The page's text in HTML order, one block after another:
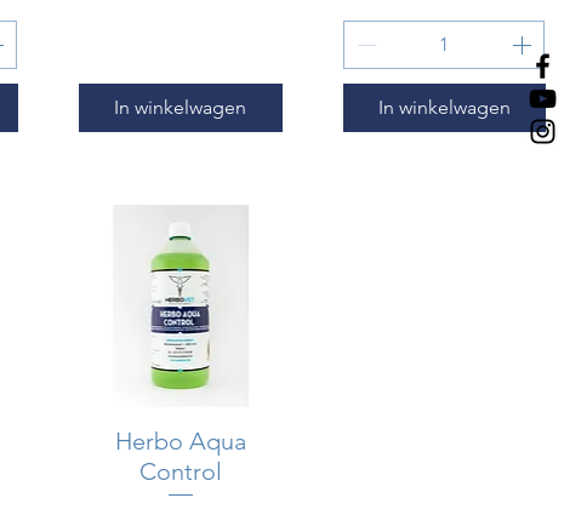
In winkelwagen In winkelwagen
Snel overzicht
Herbo Aqua
Control